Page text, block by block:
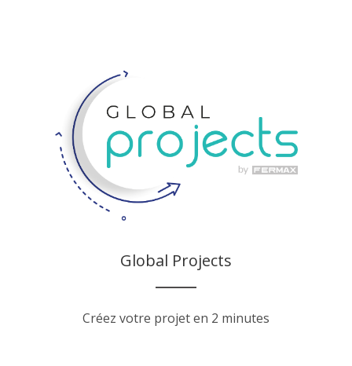
Global Projects
Créez votre projet en 2 minutes